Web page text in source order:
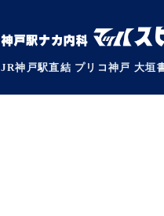
JR神戸駅直結 プリコ神戸 大垣